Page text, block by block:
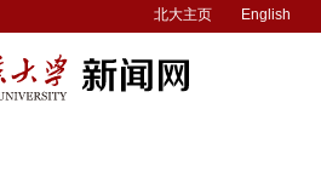
北大主页 English